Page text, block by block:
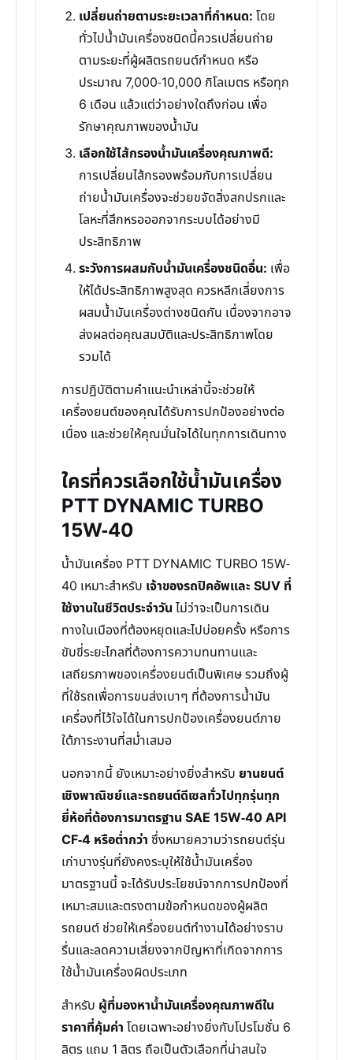
เปลี่ยนถ่ายตามระยะเวลาที่กำหนด: โดย
ทั่วไปน้ำมันเครื่องชนิดนี้ควรเปลี่ยนถ่าย
ตามระยะที่ผู้ผลิตรถยนต์กำหนด หรือ
ประมาณ 7,000-10,000 กิโลเมตร หรือทุก
6 เดือน แล้วแต่ว่าอย่างใดถึงก่อน เพื่อ
รักษาคุณภาพของน้ำมัน
เลือกใช้ไส้กรองน้ำมันเครื่องคุณภาพดี:
การเปลี่ยนไส้กรองพร้อมกับการเปลี่ยน
ถ่ายน้ำมันเครื่องจะช่วยขจัดสิ่งสกปรกและ
โลหะที่สึกหรอออกจากระบบได้อย่างมี
ประสิทธิภาพ
ระวังการผสมกับน้ำมันเครื่องชนิดอื่น: เพื่อ
ให้ได้ประสิทธิภาพสูงสุด ควรหลีกเลี่ยงการ
ผสมน้ำมันเครื่องต่างชนิดกัน เนื่องจากอาจ
ส่งผลต่อคุณสมบัติและประสิทธิภาพโดย
รวมได้
การปฏิบัติตามคำแนะนำเหล่านี้จะช่วยให้
เครื่องยนต์ของคุณได้รับการปกป้องอย่างต่อ
เนื่อง และช่วยให้คุณมั่นใจได้ในทุกการเดินทาง
ใครที่ควรเลือกใช้น้ำมันเครื่อง
PTT DYNAMIC TURBO
15W-40
น้ำมันเครื่อง PTT DYNAMIC TURBO 15W-
40 เหมาะสำหรับ เจ้าของรถปิคอัพและ SUV ที่
ใช้งานในชีวิตประจำวัน ไม่ว่าจะเป็นการเดิน
ทางในเมืองที่ต้องหยุดและไปบ่อยครั้ง หรือการ
ขับขี่ระยะไกลที่ต้องการความทนทานและ
เสถียรภาพของเครื่องยนต์เป็นพิเศษ รวมถึงผู้
ที่ใช้รถเพื่อการขนส่งเบาๆ ที่ต้องการน้ำมัน
เครื่องที่ไว้ใจได้ในการปกป้องเครื่องยนต์ภาย
ใต้ภาระงานที่สม่ำเสมอ
นอกจากนี้ ยังเหมาะอย่างยิ่งสำหรับ ยานยนต์
เชิงพาณิชย์และรถยนต์ดีเซลทั่วไปทุกรุ่นทุก
ยี่ห้อที่ต้องการมาตรฐาน SAE 15W-40 API
CF-4 หรือต่ำกว่า ซึ่งหมายความว่ารถยนต์รุ่น
เก่าบางรุ่นที่ยังคงระบุให้ใช้น้ำมันเครื่อง
มาตรฐานนี้ จะได้รับประโยชน์จากการปกป้องที่
เหมาะสมและตรงตามข้อกำหนดของผู้ผลิต
รถยนต์ ช่วยให้เครื่องยนต์ทำงานได้อย่างราบ
รื่นและลดความเสี่ยงจากปัญหาที่เกิดจากการ
ใช้น้ำมันเครื่องผิดประเภท
สำหรับ ผู้ที่มองหาน้ำมันเครื่องคุณภาพดีใน
ราคาที่คุ้มค่า โดยเฉพาะอย่างยิ่งกับโปรโมชั่น 6
ลิตร แถม 1 ลิตร ถือเป็นตัวเลือกที่น่าสนใจ